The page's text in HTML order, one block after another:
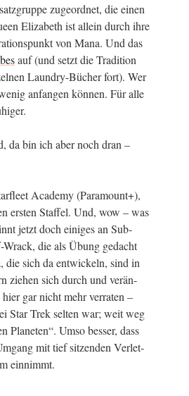
zuge­ord­net, die einen
Eliza­beth ist allein durch ihre
von Mana. Und das
auf (und setzt die Tra­di­ti­on
Laun­dry-Bücher fort). Wer
anfan­gen kön­nen. Für alle
da bin ich aber noch dran –
Aca­de­my (Para­mount+),
ers­ten Staf­fel. Und, wow – was
jetzt doch eini­ges an Sub­
die als Übung gedacht
die sich da ent­wi­ckeln, sind in
zie­hen sich durch und ver­än­
gar nicht mehr ver­ra­ten –
Star Trek sel­ten war; weit weg
Pla­ne­ten“. Umso bes­ser, dass
mit tief sit­zen­den Ver­let­
einnimmt.